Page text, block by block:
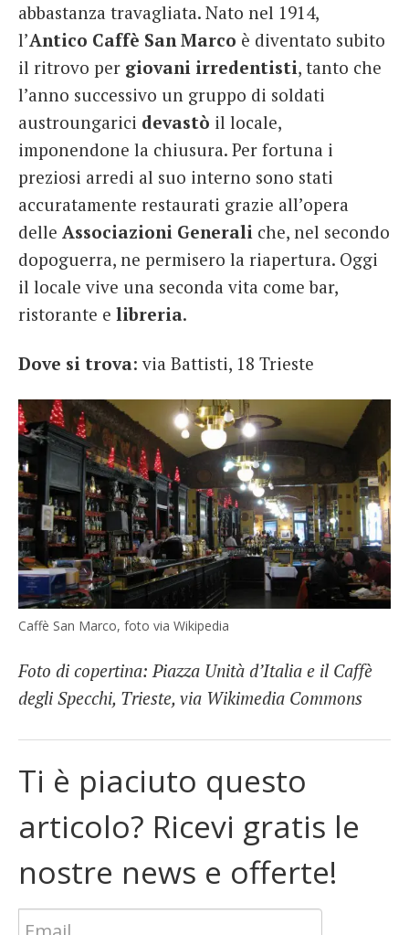
abbastanza travagliata. Nato nel 1914,
l’Antico Caffè San Marco è diventato subito
il ritrovo per giovani irredentisti, tanto che
l’anno successivo un gruppo di soldati
austroungarici devastò il locale,
imponendone la chiusura. Per fortuna i
preziosi arredi al suo interno sono stati
accuratamente restaurati grazie all’opera
delle Associazioni Generali che, nel secondo
dopoguerra, ne permisero la riapertura. Oggi
il locale vive una seconda vita come bar,
ristorante e libreria.
Dove si trova: via Battisti, 18 Trieste
Caffè San Marco, foto via Wikipedia
Foto di copertina: Piazza Unità d’Italia e il Caffè
degli Specchi, Trieste, via Wikimedia Commons
Ti è piaciuto questo
articolo? Ricevi gratis le
nostre news e offerte!